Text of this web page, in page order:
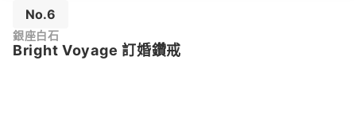
No.6
銀座白石
Bright Voyage 訂婚鑽戒